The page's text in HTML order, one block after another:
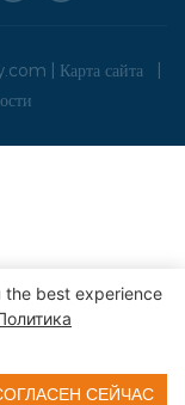
Карта сайта
the best experience
СЕЙЧАС